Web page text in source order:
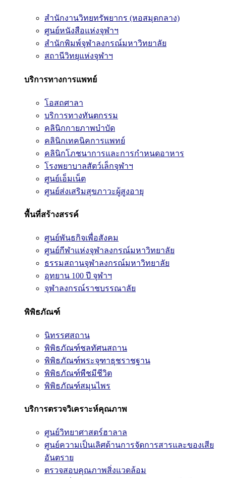
สำนักงานวิทยทรัพยากร (หอสมุดกลาง)
ศูนย์หนังสือแห่งจุฬาฯ
สำนักพิมพ์จุฬาลงกรณ์มหาวิทยาลัย
สถานีวิทยุแห่งจุฬาฯ
บริการทางการแพทย์
โอสถศาลา
บริการทางทันตกรรม
คลินิกกายภาพบำบัด
คลินิกเทคนิคการแพทย์
คลินิกโภชนาการและการกำหนดอาหาร
โรงพยาบาลสัตว์เล็กจุฬาฯ
ศูนย์เอ็มเน็ต
ศูนย์ส่งเสริมสุขภาวะผู้สูงอายุ
พื้นที่สร้างสรรค์
ศูนย์พันธกิจเพื่อสังคม
ศูนย์กีฬาแห่งจุฬาลงกรณ์มหาวิทยาลัย
ธรรมสถานจุฬาลงกรณ์มหาวิทยาลัย
อุทยาน 100 ปี จุฬาฯ
จุฬาลงกรณ์ราชบรรณาลัย
พิพิธภัณฑ์
นิทรรศสถาน
พิพิธภัณฑ์ชลทัศนสถาน
พิพิธภัณฑ์พระจุฑาธุชราชฐาน
พิพิธภัณฑ์พืชมีชีวิต
พิพิธภัณฑ์สมุนไพร
บริการตรวจวิเคราะห์คุณภาพ
ศูนย์วิทยาศาสตร์ฮาลาล
ศูนย์ความเป็นเลิศด้านการจัดการสารและของเสีย
อันตราย
ตรวจสอบคุณภาพสิ่งแวดล้อม